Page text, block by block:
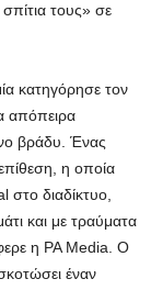
τους» σε
κατηγόρησε τον
απόπειρα
βράδυ. Ένας
η οποία
στο διαδίκτυο,
και με τραύματα
η PA Media. Ο
έναν